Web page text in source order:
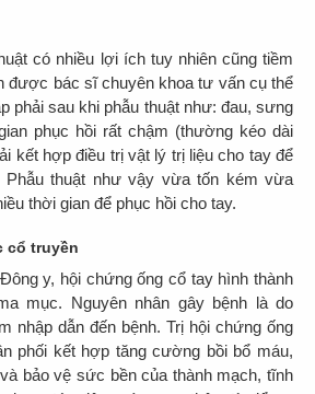
có nhiều lợi ích tuy nhiên cũng tiềm
được bác sĩ chuyên khoa tư vấn cụ thể
phải sau khi phẫu thuật như: đau, sưng
phục hồi rất chậm (thường kéo dài
kết hợp điều trị vật lý trị liệu cho tay để
thuật như vậy vừa tốn kém vừa
thời gian để phục hồi cho tay.
cổ truyền
y, hội chứng ống cổ tay hình thành
mục. Nguyên nhân gây bệnh là do
nhập dẫn đến bệnh. Trị hội chứng ống
phối kết hợp tăng cường bồi bổ máu,
bảo vệ sức bền của thành mạch, tĩnh